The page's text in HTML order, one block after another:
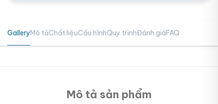
GalleryMô tảChất liệuCấu hìnhQuy trìnhĐánh giáFAQ
Mô tả sản phẩm